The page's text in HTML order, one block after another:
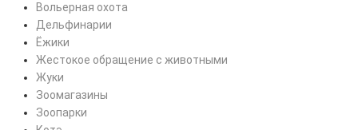
Вольерная охота
Дельфинарии
Ёжики
Жестокое обращение с животными
Жуки
Зоомагазины
Зоопарки